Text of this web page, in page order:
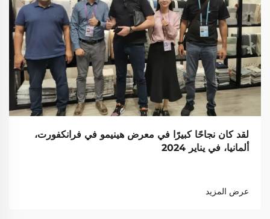
لقد كان نجاحًا كبيرًا في معرض هينيمو في فرانكفورت،
ألمانيا، في يناير 2024
عرض المزيد